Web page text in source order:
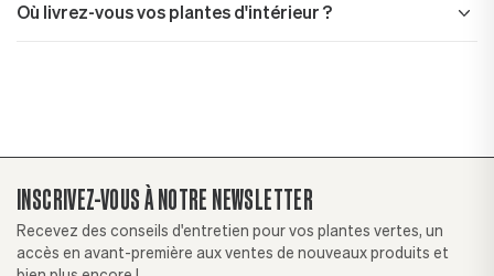
Où livrez-vous vos plantes d'intérieur ?
INSCRIVEZ-VOUS À NOTRE NEWSLETTER
Recevez des conseils d'entretien pour vos plantes vertes, un
accès en avant-première aux ventes de nouveaux produits et